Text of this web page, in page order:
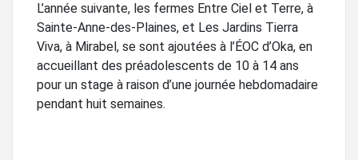
L’année suivante, les fermes Entre Ciel et Terre, à
Sainte-Anne-des-Plaines, et Les Jardins Tierra
Viva, à Mirabel, se sont ajoutées à l’ÉOC d’Oka, en
accueillant des préadolescents de 10 à 14 ans
pour un stage à raison d’une journée hebdomadaire
pendant huit semaines.